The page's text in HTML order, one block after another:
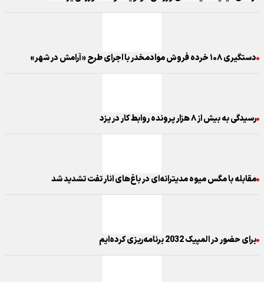
دستگیری ۱۰۸ خرده فروش موادمخدر با اجرای طرح «آرامش در شهر»
رسیدگی به بیش از ۸ هزار پرونده روابط کار در یزد
مقابله با مگس میوه مدیترانه‌ای در باغ‌های انار تفت تشدید شد
برای حضور در المپیک 2032 برنامه‌ریزی کرده‌ایم